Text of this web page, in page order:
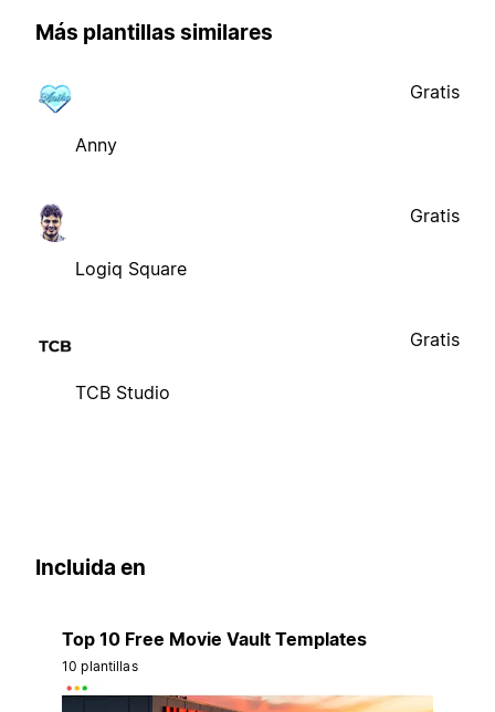
Más plantillas similares
Anny
Gratis
Logiq Square
Gratis
TCB Studio
Gratis
Incluida en
Top 10 Free Movie Vault Templates
10 plantillas